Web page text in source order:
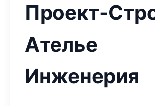
Проект-
Ателье
Инженерия